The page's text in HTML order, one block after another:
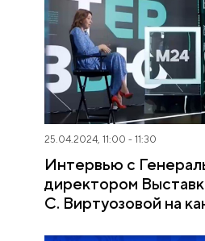
25.04.2024, 11:00 - 11:30
Интервью с
директором
С. Виртуозовой на